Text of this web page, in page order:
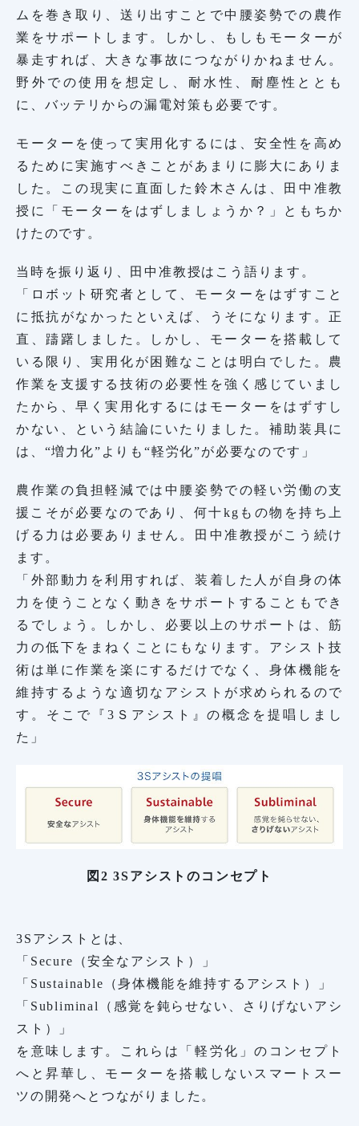
ムを巻き取り、送り出すことで中腰姿勢での農作
業をサポートします。しかし、もしもモーターが
暴走すれば、大きな事故につながりかねません。
野外での使用を想定し、耐水性、耐塵性ととも
に、バッテリからの漏電対策も必要です。
モーターを使って実用化するには、安全性を高め
るために実施すべきことがあまりに膨大にありま
した。この現実に直面した鈴木さんは、田中准教
授に「モーターをはずしましょうか？」ともちか
けたのです。
当時を振り返り、田中准教授はこう語ります。
「ロボット研究者として、モーターをはずすこと
に抵抗がなかったといえば、うそになります。正
直、躊躇しました。しかし、モーターを搭載して
いる限り、実用化が困難なことは明白でした。農
作業を支援する技術の必要性を強く感じていまし
たから、早く実用化するにはモーターをはずすし
かない、という結論にいたりました。補助装具に
は、“増力化”よりも“軽労化”が必要なのです」
農作業の負担軽減では中腰姿勢での軽い労働の支
援こそが必要なのであり、何十kgもの物を持ち上
げる力は必要ありません。田中准教授がこう続け
ます。
「外部動力を利用すれば、装着した人が自身の体
力を使うことなく動きをサポートすることもでき
るでしょう。しかし、必要以上のサポートは、筋
力の低下をまねくことにもなります。アシスト技
術は単に作業を楽にするだけでなく、身体機能を
維持するような適切なアシストが求められるので
す。そこで『3Ｓアシスト』の概念を提唱しまし
た」
図2 3Sアシストのコンセプト
3Sアシストとは、
「Secure（安全なアシスト）」
「Sustainable（身体機能を維持するアシスト）」
「Subliminal（感覚を鈍らせない、さりげないアシ
スト）」
を意味します。これらは「軽労化」のコンセプト
へと昇華し、モーターを搭載しないスマートスー
ツの開発へとつながりました。